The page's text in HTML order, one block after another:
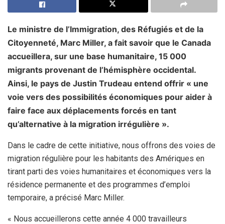
Le ministre de l’Immigration, des Réfugiés et de la
Citoyenneté, Marc Miller, a fait savoir que le Canada
accueillera, sur une base humanitaire, 15 000
migrants provenant de l’hémisphère occidental.
Ainsi, le pays de Justin Trudeau entend offrir « une
voie vers des possibilités économiques pour aider à
faire face aux déplacements forcés en tant
qu’alternative à la migration irrégulière ».
Dans le cadre de cette initiative, nous offrons des voies de
migration régulière pour les habitants des Amériques en
tirant parti des voies humanitaires et économiques vers la
résidence permanente et des programmes d’emploi
temporaire, a précisé Marc Miller.
« Nous accueillerons cette année 4 000 travailleurs